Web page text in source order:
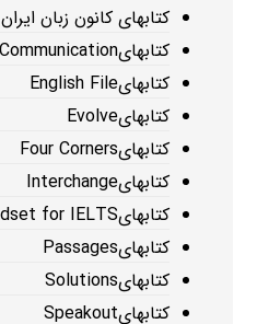
کتابهای کانون زبان ایران
کتابهای21st Century Communication
کتابهایEnglish File
کتابهایEvolve
کتابهایFour Corners
کتابهایInterchange
کتابهایMindset for IELTS
کتابهایPassages
کتابهایSolutions
کتابهایSpeakout